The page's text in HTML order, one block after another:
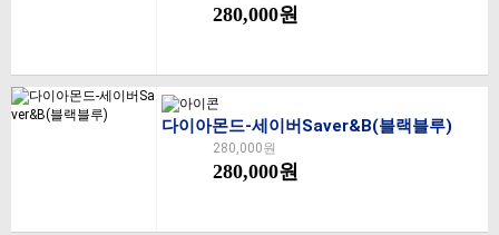
280,000원
다이아몬드-세이버Saver&B(블랙블루)
280,000원
280,000원